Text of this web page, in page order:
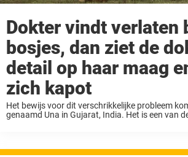
Dokter vindt verlaten
bosjes, dan ziet de
detail op haar maag
zich kapot
Het bewijs voor dit verschrikkelijke probleem
genaamd Una in Gujarat, India. Het is een van